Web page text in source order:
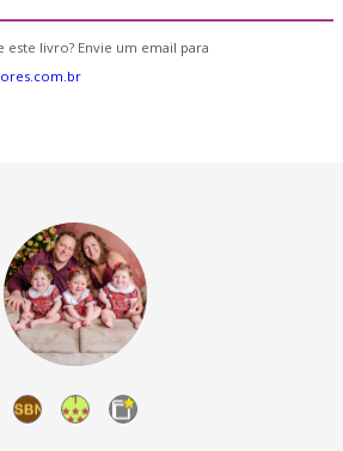
livro? Envie um email para